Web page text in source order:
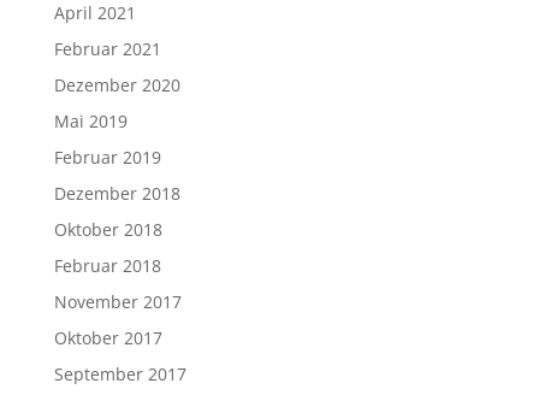
April 2021
Februar 2021
Dezember 2020
Mai 2019
Februar 2019
Dezember 2018
Oktober 2018
Februar 2018
November 2017
Oktober 2017
September 2017